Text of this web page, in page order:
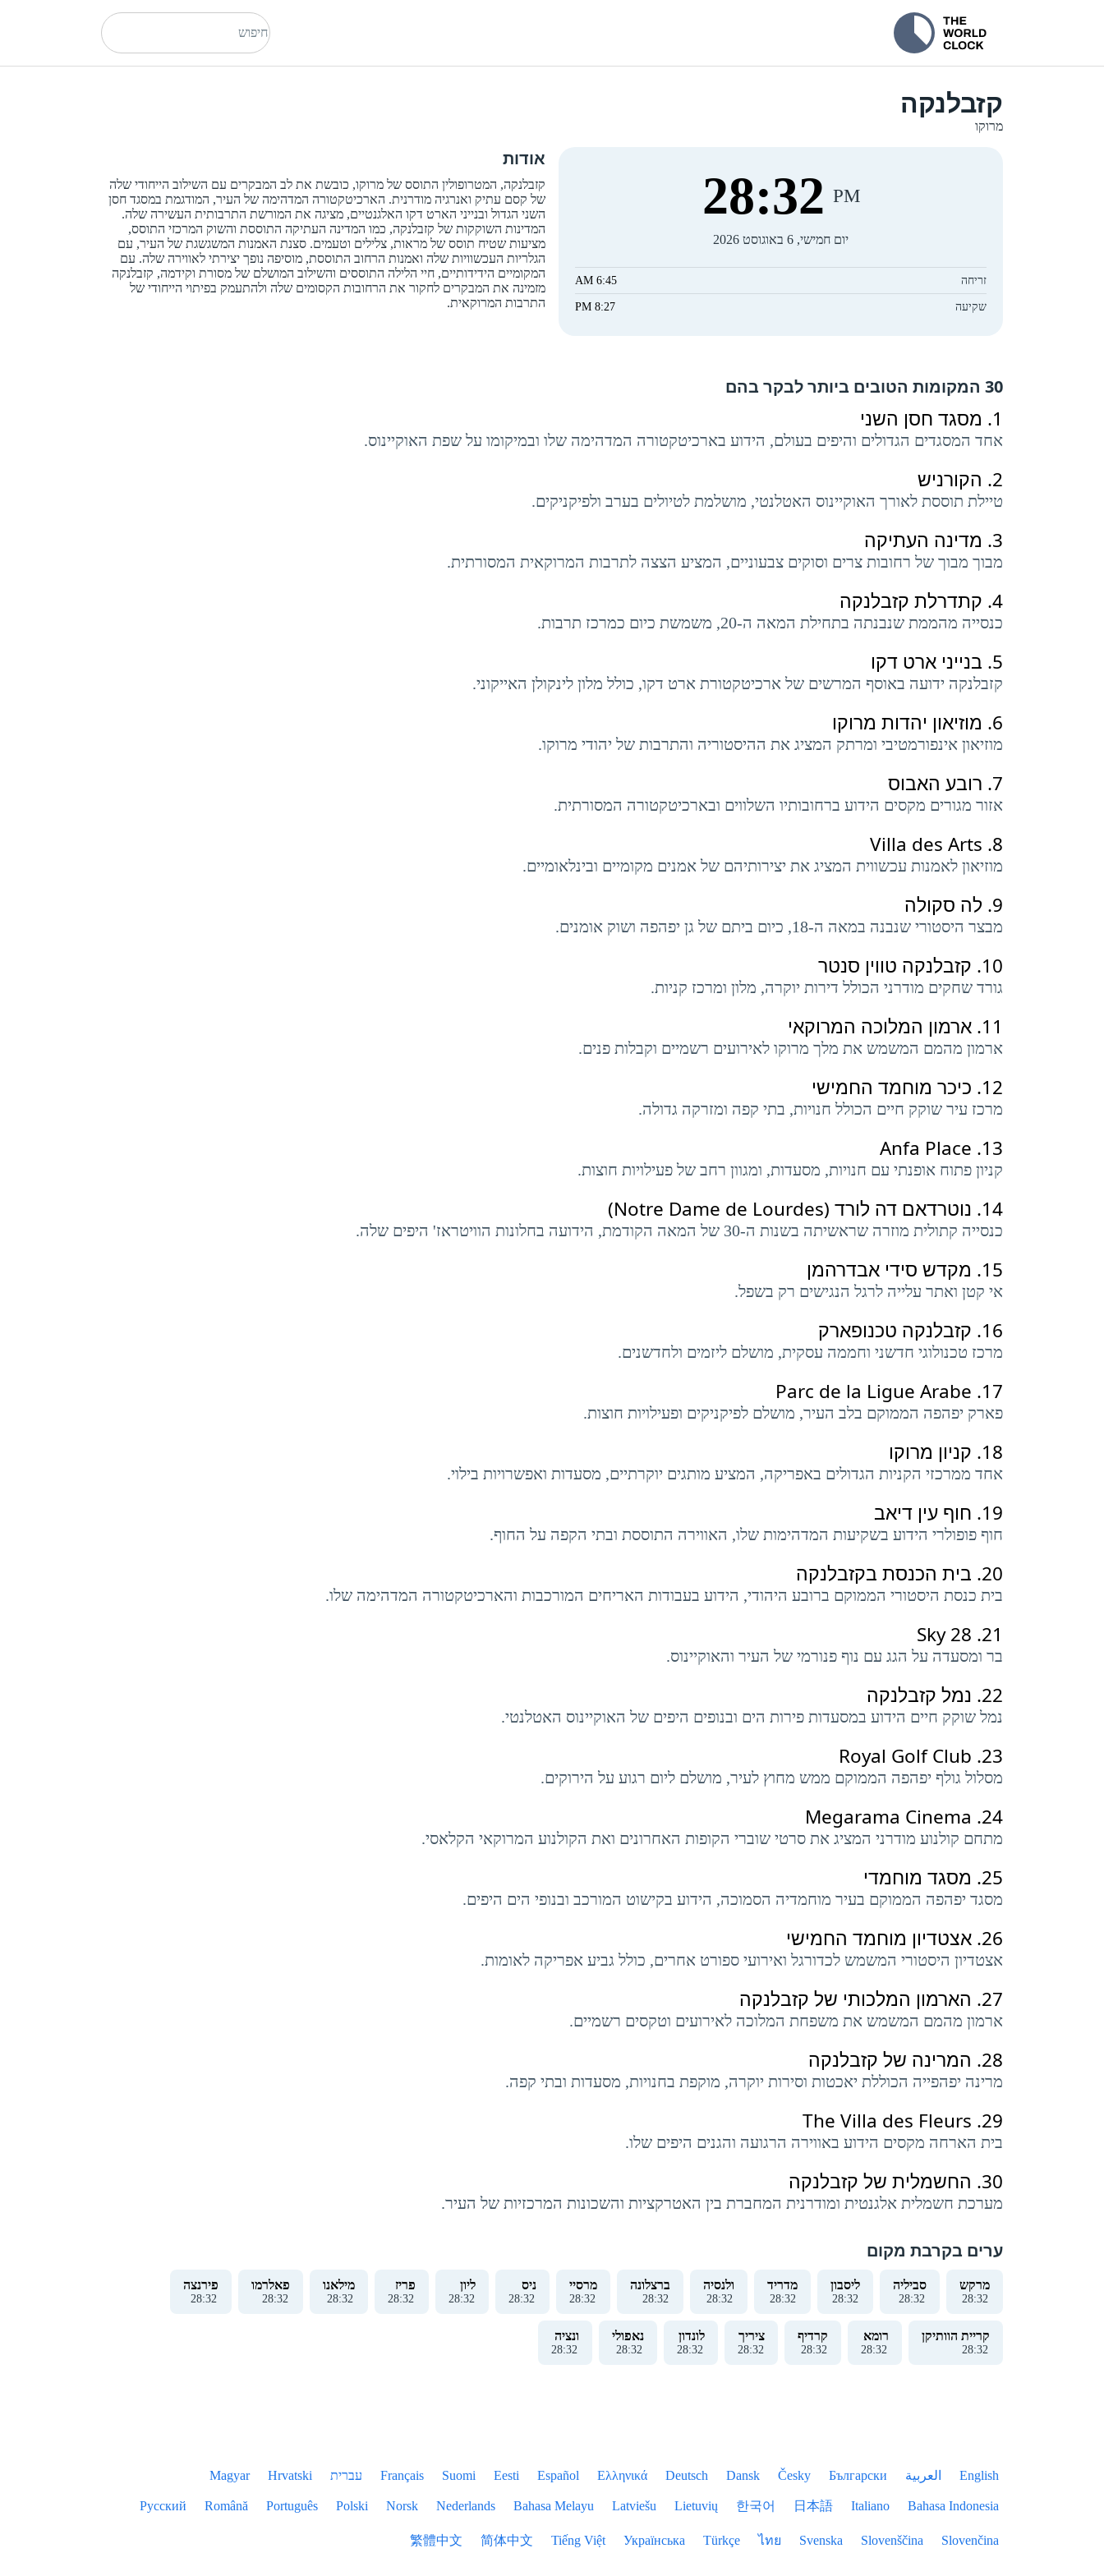
קזבלנקה
מרוקו
28:33 PM
יום חמישי, 6 באוגוסט 2026
זריחה 6:45 AM
שקיעה 8:27 PM
אודות
קזבלנקה, המטרופולין התוסס של מרוקו, כובשת את לב המבקרים עם השילוב הייחודי שלה
של קסם עתיק ואנרגיה מודרנית. הארכיטקטורה המדהימה של העיר, המודגמת במסגד חסן
השני הגדול ובנייני הארט דקו האלגנטיים, מציגה את המורשת התרבותית העשירה שלה.
המדינות השוקקות של קזבלנקה, כמו המדינה העתיקה התוססת והשוק המרכזי התוסס,
מציעות שטיח תוסס של מראות, צלילים וטעמים. סצנת האמנות המשגשגת של העיר, עם
הגלריות העכשוויות שלה ואמנות הרחוב התוססת, מוסיפה נופך יצירתי לאווירה שלה. עם
המקומיים הידידותיים, חיי הלילה התוססים והשילוב המושלם של מסורת וקידמה, קזבלנקה
מזמינה את המבקרים לחקור את הרחובות הקסומים שלה ולהתעמק בפיתוי הייחודי של
התרבות המרוקאית.
30 המקומות הטובים ביותר לבקר בהם
1. מסגד חסן השני
אחד המסגדים הגדולים והיפים בעולם, הידוע בארכיטקטורה המדהימה שלו ובמיקומו על שפת האוקיינוס.
2. הקורניש
טיילת תוססת לאורך האוקיינוס ​​האטלנטי, מושלמת לטיולים בערב ולפיקניקים.
3. מדינה העתיקה
מבוך מבוך של רחובות צרים וסוקים צבעוניים, המציע הצצה לתרבות המרוקאית המסורתית.
4. קתדרלת קזבלנקה
כנסייה מהממת שנבנתה בתחילת המאה ה-20, משמשת כיום כמרכז תרבות.
5. בנייני ארט דקו
קזבלנקה ידועה באוסף המרשים של ארכיטקטורת ארט דקו, כולל מלון לינקולן האייקוני.
6. מוזיאון יהדות מרוקו
מוזיאון אינפורמטיבי ומרתק המציג את ההיסטוריה והתרבות של יהודי מרוקו.
7. רובע האבוס
אזור מגורים מקסים הידוע ברחובותיו השלווים ובארכיטקטורה המסורתית.
8.
Villa des Arts
מוזיאון לאמנות עכשווית המציג את יצירותיהם של אמנים מקומיים ובינלאומיים.
9. לה סקולה
מבצר היסטורי שנבנה במאה ה-18, כיום ביתם של גן יפהפה ושוק אומנים.
10. קזבלנקה טווין סנטר
גורד שחקים מודרני הכולל דירות יוקרה, מלון ומרכז קניות.
11. ארמון המלוכה המרוקאי
ארמון מהמם המשמש את מלך מרוקו לאירועים רשמיים וקבלות פנים.
12. כיכר מוחמד החמישי
מרכז עיר שוקק חיים הכולל חנויות, בתי קפה ומזרקה גדולה.
13.
Anfa Place
קניון פתוח אופנתי עם חנויות, מסעדות, ומגוון רחב של פעילויות חוצות.
14. נוטרדאם דה לורד (Notre Dame de Lourdes)
כנסייה קתולית מוזרה שראשיתה בשנות ה-30 של המאה הקודמת, הידועה בחלונות הוויטראז' היפים שלה.
15. מקדש סידי אבדרהמן
אי קטן ואתר עלייה לרגל הנגישים רק בשפל.
16. קזבלנקה טכנופארק
מרכז טכנולוגי חדשני וחממה עסקית, מושלם ליזמים ולחדשנים.
17.
Parc de la Ligue Arabe
פארק יפהפה הממוקם בלב העיר, מושלם לפיקניקים ופעילויות חוצות.
18. קניון מרוקו
אחד ממרכזי הקניות הגדולים באפריקה, המציע מותגים יוקרתיים, מסעדות ואפשרויות בילוי.
19. חוף עין דיאב
חוף פופולרי הידוע בשקיעות המדהימות שלו, האווירה התוססת ובתי הקפה על החוף.
20. בית הכנסת בקזבלנקה
בית כנסת היסטורי הממוקם ברובע היהודי, הידוע בעבודות האריחים המורכבות והארכיטקטורה המדהימה שלו.
21.
Sky 28
בר ומסעדה על הגג עם נוף פנורמי של העיר והאוקיינוס.
22. נמל קזבלנקה
נמל שוקק חיים הידוע במסעדות פירות הים ובנופים היפים של האוקיינוס ​​האטלנטי.
23.
Royal Golf Club
מסלול גולף יפהפה הממוקם ממש מחוץ לעיר, מושלם ליום רגוע על הירוקים.
24.
Megarama Cinema
מתחם קולנוע מודרני המציג את סרטי שוברי הקופות האחרונים ואת הקולנוע המרוקאי הקלאסי.
25. מסגד מוחמדי
מסגד יפהפה הממוקם בעיר מוחמדיה הסמוכה, הידוע בקישוט המורכב ובנופי הים היפים.
26. אצטדיון מוחמד החמישי
אצטדיון היסטורי המשמש לכדורגל ואירועי ספורט אחרים, כולל גביע אפריקה לאומות.
27. הארמון המלכותי של קזבלנקה
ארמון מהמם המשמש את משפחת המלוכה לאירועים וטקסים רשמיים.
28. המרינה של קזבלנקה
מרינה יפהפייה הכוללת יאכטות וסירות יוקרה, מוקפת בחנויות, מסעדות ובתי קפה.
29.
The Villa des Fleurs
בית הארחה מקסים הידוע באווירה הרגועה והגנים היפים שלו.
30. החשמלית של קזבלנקה
מערכת חשמלית אלגנטית ומודרנית המחברת בין האטרקציות והשכונות המרכזיות של העיר.
ערים בקרבת מקום
מרקש
28:33
סביליה
28:33
ליסבון
28:33
מדריד
28:33
ולנסיה
28:33
ברצלונה
28:33
מרסיי
28:33
ניס
28:33
ליון
28:33
פריז
28:33
מילאנו
28:33
פאלרמו
28:33
פירנצה
28:33
קריית הוותיקן
28:33
רומא
28:33
קרדיף
28:33
ציריך
28:33
לונדון
28:33
נאפולי
28:33
ונציה
28:33
English العربية Български
Česky
Dansk
Deutsch
Ελληνικά
Español
Eesti
Suomi
Français עברית Hrvatski
Magyar
Bahasa Indonesia
Italiano
日本語
한국어
Lietuvių
Latviešu
Bahasa Melayu
Nederlands
Norsk
Polski
Português
Română
Русский
Slovenčina
Slovenščina
Svenska
ไทย
Türkçe
Українська
Tiếng Việt
简体中文
繁體中文